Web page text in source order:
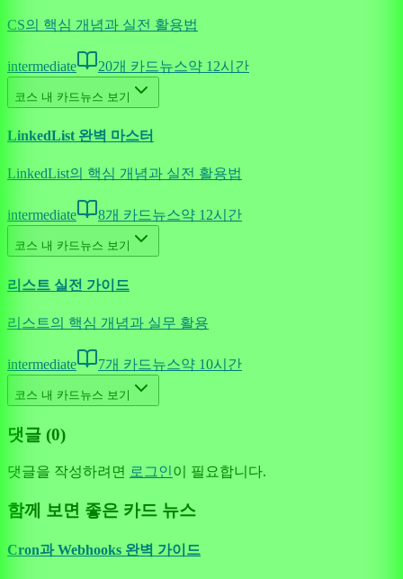
CS의 핵심 개념과 실전 활용법
intermediate 20개 카드뉴스약 12시간
코스 내 카드뉴스 보기
LinkedList 완벽 마스터
LinkedList의 핵심 개념과 실전 활용법
intermediate 8개 카드뉴스약 12시간
코스 내 카드뉴스 보기
리스트 실전 가이드
리스트의 핵심 개념과 실무 활용
intermediate 7개 카드뉴스약 10시간
코스 내 카드뉴스 보기
댓글 (0)
댓글을 작성하려면 로그인 이 필요합니다.
함께 보면 좋은 카드 뉴스
Cron과 Webhooks 완벽 가이드